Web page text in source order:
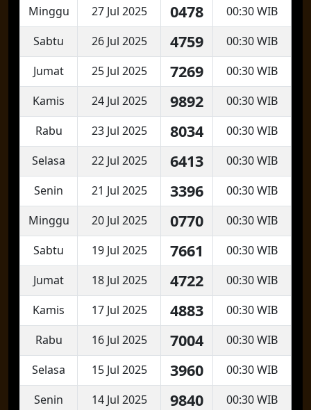
Minggu
27 Jul 2025 0478
00:30 WIB
Sabtu
26 Jul 2025 4759
00:30 WIB
Jumat
25 Jul 2025 7269
00:30 WIB
Kamis
24 Jul 2025 9892
00:30 WIB
Rabu
23 Jul 2025 8034
00:30 WIB
Selasa
22 Jul 2025 6413
00:30 WIB
Senin
21 Jul 2025 3396
00:30 WIB
Minggu
20 Jul 2025 0770
00:30 WIB
Sabtu
19 Jul 2025 7661
00:30 WIB
Jumat
18 Jul 2025 4722
00:30 WIB
Kamis
17 Jul 2025 4883
00:30 WIB
Rabu
16 Jul 2025 7004
00:30 WIB
Selasa
15 Jul 2025 3960
00:30 WIB
Senin
14 Jul 2025 9840 00:30 WIB